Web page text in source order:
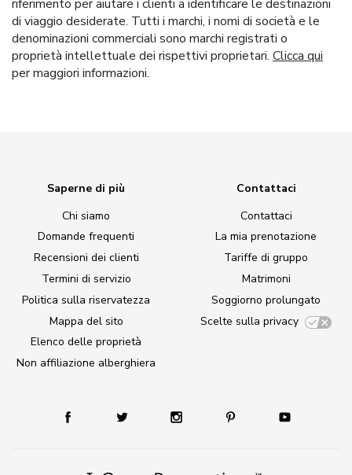
riferimento per aiutare i clienti a identificare le destinazioni
di viaggio desiderate. Tutti i marchi, i nomi di società e le
denominazioni commerciali sono marchi registrati o
proprietà intellettuale dei rispettivi proprietari. Clicca qui
per maggiori informazioni.
Saperne di più
Chi siamo
Domande frequenti
Recensioni dei clienti
Termini di servizio
Politica sulla riservatezza
Mappa del sito
Elenco delle proprietà
Non affiliazione alberghiera
Contattaci
Contattaci
La mia prenotazione
Tariffe di gruppo
Matrimoni
Soggiorno prolungato
Scelte sulla privacy